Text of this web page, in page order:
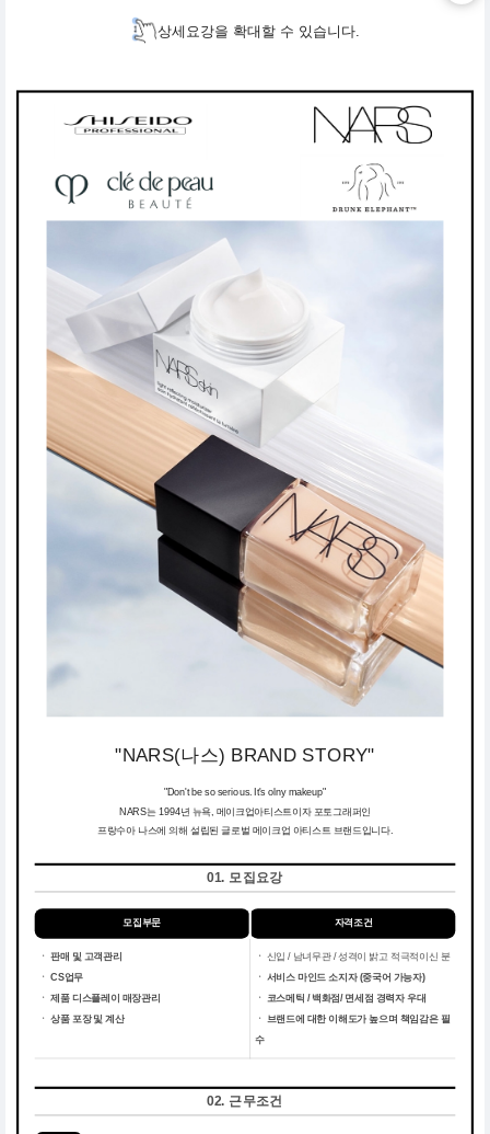
상세요강을 확대할 수 있습니다.
"NARS(나스) BRAND STORY"
"Don't be so serious. It's olny makeup"
NARS는 1994년 뉴욕, 메이크업아티스트이자 포토그래퍼인
프랑수아 나스에 의해 설립된 글로벌 메이크업 아티스트 브랜드입니다.
01. 모집요강
모집부문 자격조건
ㆍ 판매 및 고객관리
ㆍ CS업무
ㆍ 제품 디스플레이 매장관리
ㆍ 상품 포장 및 계산
ㆍ 신입 / 남녀무관 / 성격이 밝고 적극적이신 분
ㆍ 서비스 마인드 소지자 (중국어 가능자)
ㆍ 코스메틱 / 백화점/ 면세점 경력자 우대
ㆍ 브랜드에 대한 이해도가 높으며 책임감은 필
수
02. 근무조건